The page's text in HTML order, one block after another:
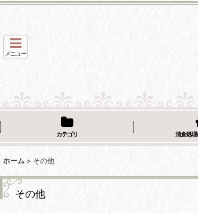
メニュー
カテゴリ 清倉処理
ホーム > その他
その他